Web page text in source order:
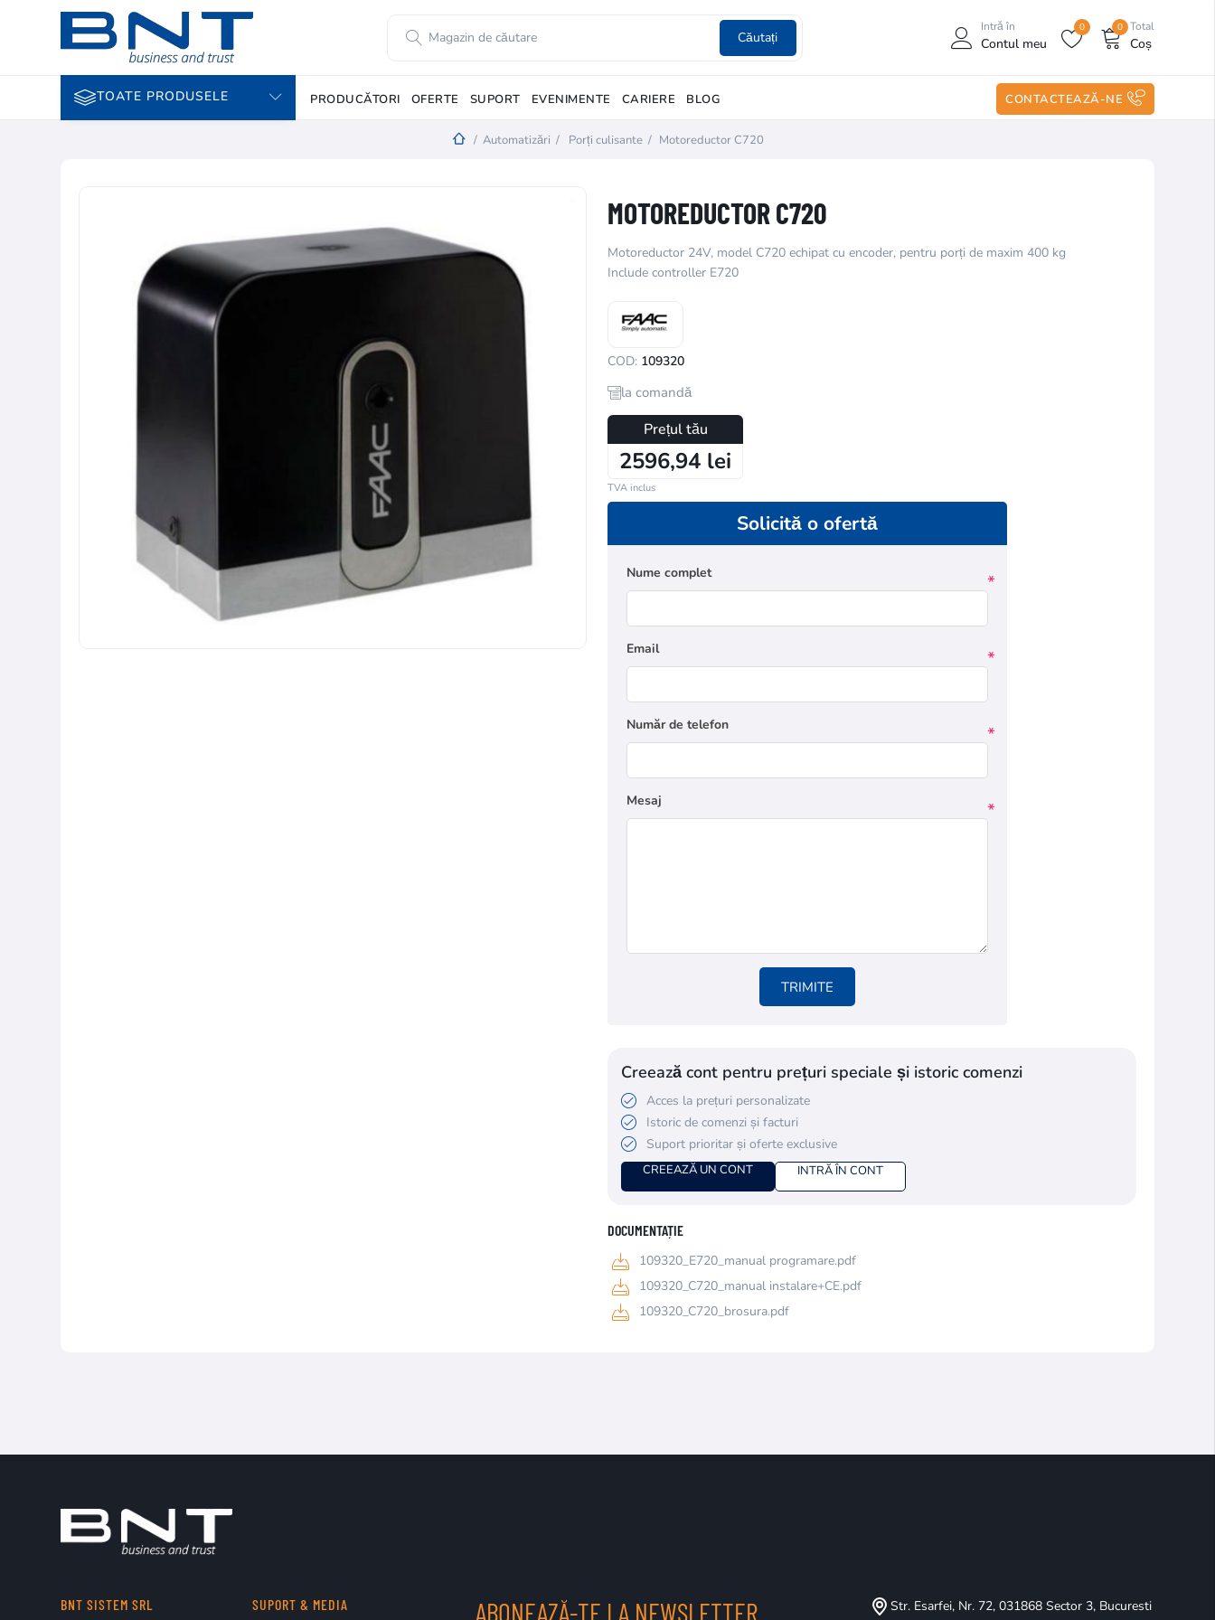
Căutați
Intră în
Contul meu
0 Total
Coș
0
TOATE PRODUSELE PRODUCĂTORI OFERTE SUPORT EVENIMENTE CARIERE BLOG CONTACTEAZĂ-NE
/ Automatizări / Porți culisante / Motoreductor C720
MOTOREDUCTOR C720
Motoreductor 24V, model C720 echipat cu encoder, pentru porți de maxim 400 kg
Include controller E720
COD: 109320
la comandă
Prețul tău
2596,94 lei
TVA inclus
Solicită o ofertă
Nume complet *
Email *
Număr de telefon *
Mesaj *
TRIMITE
Creează cont pentru prețuri speciale și istoric comenzi
Acces la prețuri personalizate
Istoric de comenzi și facturi
Suport prioritar și oferte exclusive
CREEAZĂ UN CONT INTRĂ ÎN CONT
DOCUMENTAȚIE
109320_E720_manual programare.pdf
109320_C720_manual instalare+CE.pdf
109320_C720_brosura.pdf
BNT SISTEM SRL SUPORT & MEDIA ABONEAZĂ-TE LA NEWSLETTER Str. Esarfei, Nr. 72, 031868 Sector 3, Bucuresti